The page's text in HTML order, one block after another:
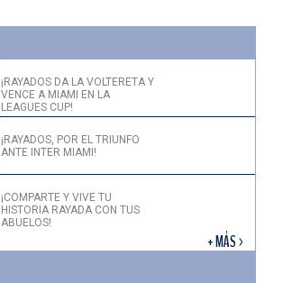
¡RAYADOS DA LA VOLTERETA Y
VENCE A MIAMI EN LA
LEAGUES CUP!
¡RAYADOS, POR EL TRIUNFO
ANTE INTER MIAMI!
¡COMPARTE Y VIVE TU
HISTORIA RAYADA CON TUS
ABUELOS!
+ MÁS >